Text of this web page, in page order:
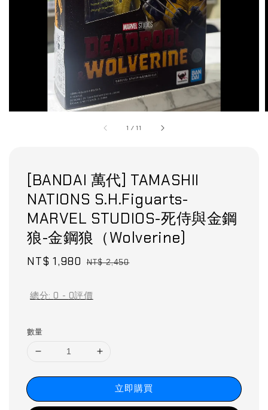
1 /11
[BANDAI 萬代] TAMASHII
NATIONS S.H.Figuarts-
MARVEL STUDIOS-死侍與金鋼
狼-金鋼狼（Wolverine)
Sale
NT$ 1,980 Regular
NT$ 2,450
總分: 0 - 0評價
數量
立即購買